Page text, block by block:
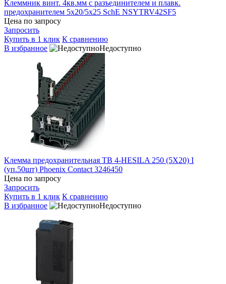
Клеммник винт. 4кв.мм с разъединителем и плавк.
предохранителем 5х20/5х25 SchE NSYTRV42SF5
Цена по запросу
Запросить
Купить в 1 клик К сравнению
В избранное
Недоступно
Клемма предохранительная TB 4-HESILA 250 (5X20) I
(уп.50шт) Phoenix Contact 3246450
Цена по запросу
Запросить
Купить в 1 клик К сравнению
В избранное
Недоступно